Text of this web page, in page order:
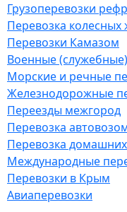
Грузоперевозки
Перевозка колесных
Перевозки Камазом
Военные
Морские и речные
Железнодорожные
Переезды межгород
Перевозка
Перевозка
Международные
Перевозки в Крым
Авиаперевозки